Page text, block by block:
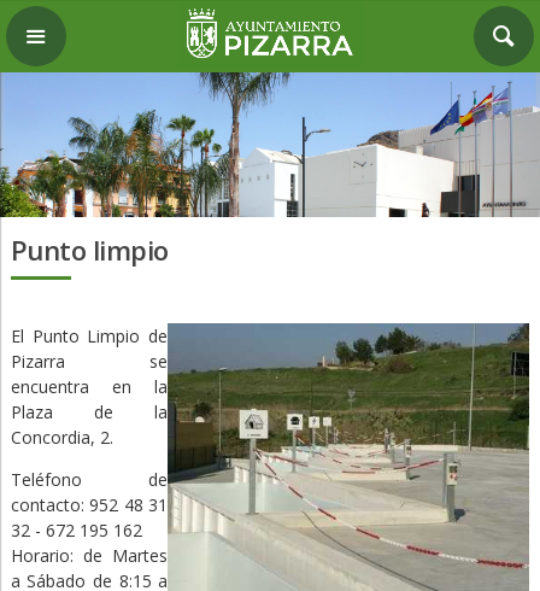
Punto limpio
El Punto Limpio de
Pizarra se
encuentra en la
Plaza de la
Concordia, 2.
Teléfono de
contacto: 952 48 31
32 - 672 195 162
Horario: de Martes
a Sábado de 8:15 a